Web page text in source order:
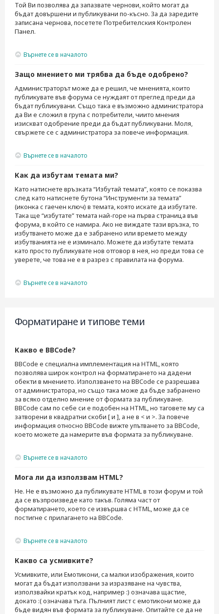
Той Ви позволява да запазвате чернови, който могат да
бъдат довършени и публикувани по-късно. За да заредите
записана чернова, посетете Потребителския Контролен
Панел.
Върнете се в началото
Защо мнението ми трябва да бъде одобрено?
Администраторът може да е решил, че мненията, които
публикувате във форума се нуждаят от преглед преди да
бъдат публикувани. Също така е възможно администратора
да Ви е сложил в група с потребители, чиито мнения
изискват одобрение преди да бъдат публикувани. Моля,
свържете се с администратора за повече информация.
Върнете се в началото
Как да избутам темата ми?
Като натиснете връзката “Избутай темата”, която се показва
след като натиснете бутона “Инструменти за темата”
(иконка с гаечен ключ) в темата, която искате да избутате.
Така ще “избутате” темата най-горе на първа страница във
форума, в който се намира. Ако не виждате тази връзка, то
избутването може да е забранено или времето между
избутванията не е изминало. Можете да избутате темата
като просто публикувате нов отговор в нея, но преди това се
уверете, че това не е в разрез с правилата на форума.
Върнете се в началото
Форматиране и типове теми
Какво е BBCode?
BBCode е специална имплементация на HTML, която
позволява широк контрол на форматирането на дадени
обекти в мнението. Използването на BBCode се разрешава
от администратора, но също така може да бъде забранено
за всяко отделно мнение от формата за публикуване.
BBCode сам по себе си е подобен на HTML, но таговете му са
затворени в квадратни скоби [ и ], а не в < и >. За повече
информация относно BBCode вижте упътването за BBCode,
което можете да намерите във формата за публикуване.
Върнете се в началото
Мога ли да използвам HTML?
Не. Не е възможно да публикувате HTML в този форум и той
да се възпроизведе като такъв. Голяма част от
форматирането, което се извършва с HTML, може да се
постигне с прилагането на BBCode.
Върнете се в началото
Какво са усмивките?
Усмивките, или Емотикони, са малки изображения, които
могат да бъдат използвани за изразяване на чувства,
използвайки кратък код, например :) означава щастие,
докато :( означава тъга. Пълният лист с емотикони може да
бъде видян във формата за публикуване. Опитайте се да не